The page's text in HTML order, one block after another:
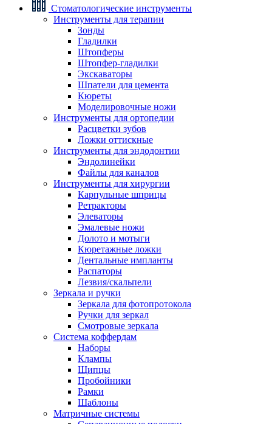
Стоматологические инструменты
Инструменты для терапии
Зонды
Гладилки
Штопферы
Штопфер-гладилки
Экскаваторы
Шпатели для цемента
Кюреты
Моделировочные ножи
Инструменты для ортопедии
Расцветки зубов
Ложки оттискные
Инструменты для эндодонтии
Эндолинейки
Файлы для каналов
Инструменты для хирургии
Карпульные шприцы
Ретракторы
Элеваторы
Эмалевые ножи
Долото и мотыги
Кюретажные ложки
Дентальные импланты
Распаторы
Лезвия/скальпели
Зеркала и ручки
Зеркала для фотопротокола
Ручки для зеркал
Смотровые зеркала
Система коффердам
Наборы
Клампы
Щипцы
Пробойники
Рамки
Шаблоны
Матричные системы